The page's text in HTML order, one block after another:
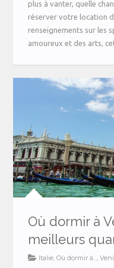
plus à vanter, quelle
réserver votre location
renseignements sur les
amoureux et des arts,
Où dormir à
meilleurs
Italie,Où dormir à...,